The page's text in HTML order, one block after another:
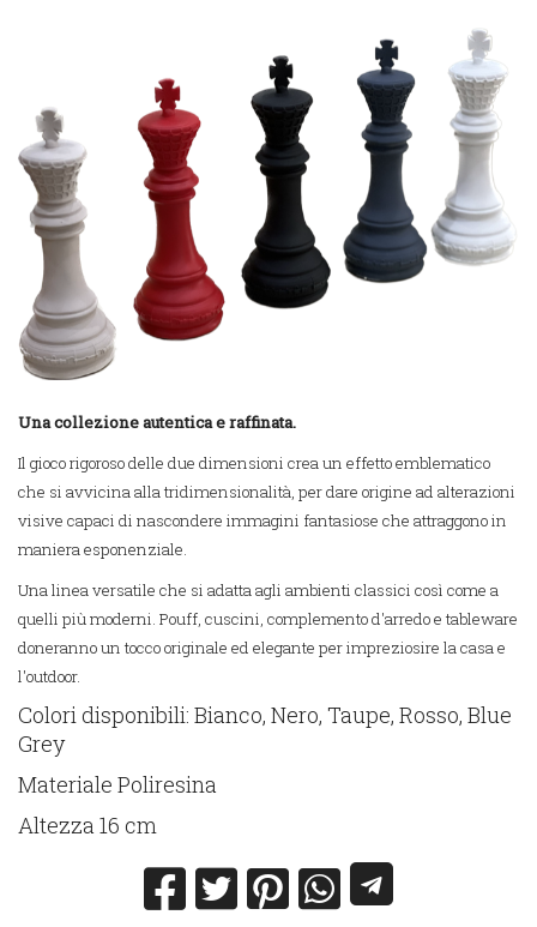
Una collezione autentica e raffinata.
Il gioco rigoroso delle due dimensioni crea un effetto emblematico
che si avvicina alla tridimensionalità, per dare origine ad alterazioni
visive capaci di nascondere immagini fantasiose che attraggono in
maniera esponenziale.
Una linea versatile che si adatta agli ambienti classici così come a
quelli più moderni. Pouff, cuscini, complemento d'arredo e tableware
doneranno un tocco originale ed elegante per impreziosire la casa e
l'outdoor.
Colori disponibili: Bianco, Nero, Taupe, Rosso, Blue
Grey
Materiale Poliresina
Altezza 16 cm